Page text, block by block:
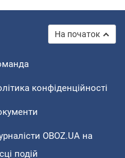
На початок
конфіденційності
OBOZ.UA на
подій